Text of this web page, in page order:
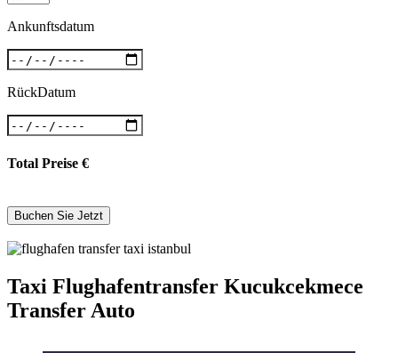
Ankunftsdatum
RückDatum
Total Preise €
Taxi Flughafentransfer Kucukcekmece
Transfer Auto